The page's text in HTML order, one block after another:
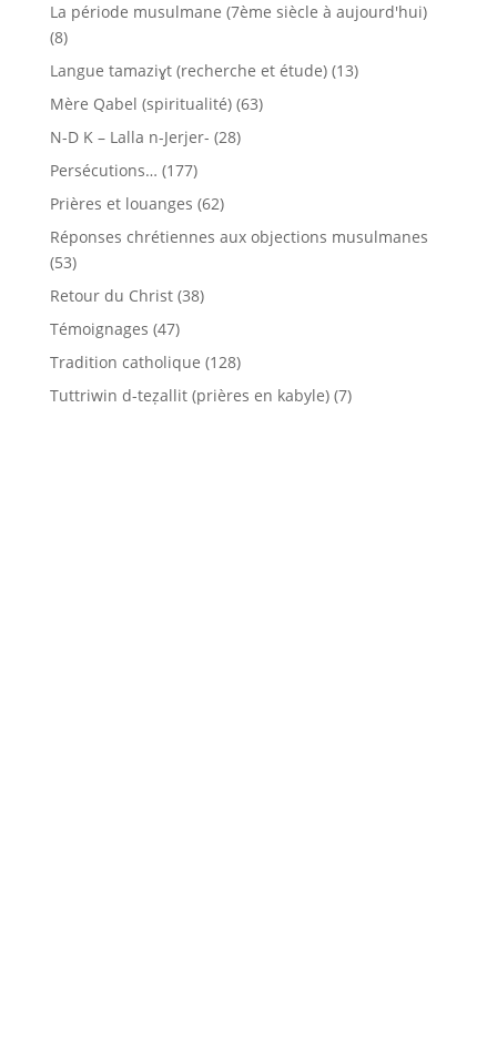
La période musulmane (7ème siècle à aujourd'hui)
(8)
Langue tamaziɣt (recherche et étude)(13)
Mère Qabel (spiritualité)(63)
N-D K – Lalla n-Jerjer- (28)
Persécutions… (177)
Prières et louanges (62)
Réponses chrétiennes aux objections musulmanes
(53)
Retour du Christ(38)
Témoignages (47)
Tradition catholique (128)
Tuttriwin d-teẓallit (prières en kabyle)(7)